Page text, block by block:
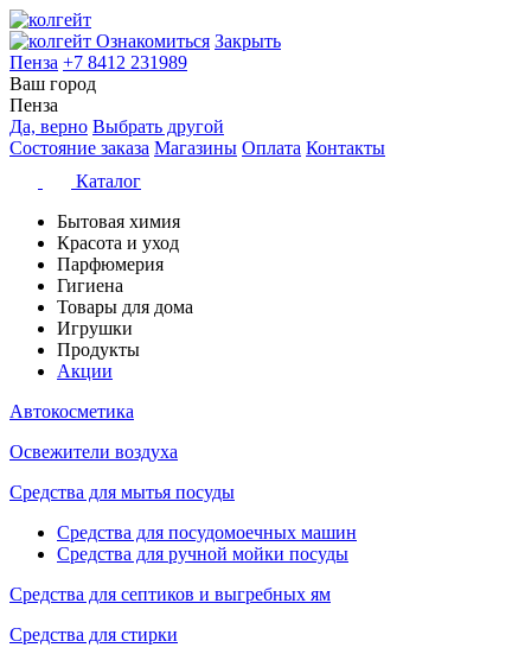
Ознакомиться Закрыть
Пенза +7 8412 231989
Ваш город
Пенза
Да, верно Выбрать другой
Состояние заказа Магазины Оплата Контакты
Каталог
Бытовая химия
Красота и уход
Парфюмерия
Гигиена
Товары для дома
Игрушки
Продукты
Акции
Автокосметика
Освежители воздуха
Средства для мытья посуды
Средства для посудомоечных машин
Средства для ручной мойки посуды
Средства для септиков и выгребных ям
Средства для стирки